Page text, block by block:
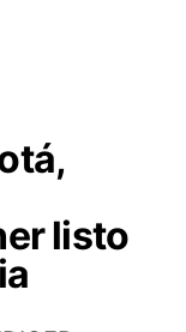
listo